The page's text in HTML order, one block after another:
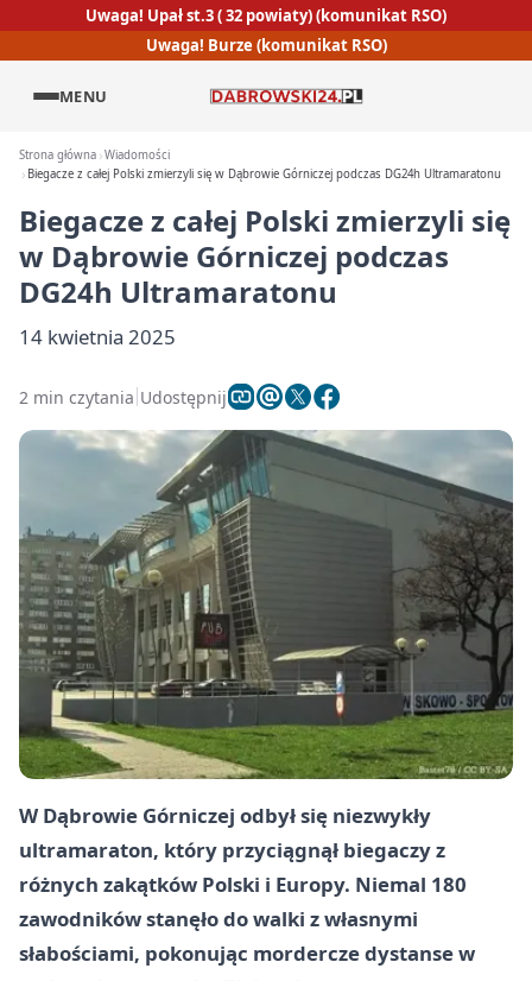
Uwaga! Upał st.3 ( 32 powiaty) (komunikat RSO)
Uwaga! Burze (komunikat RSO)
MENU
Strona główna Wiadomości
Biegacze z całej Polski zmierzyli się w Dąbrowie Górniczej podczas DG24h Ultramaratonu
Biegacze z całej Polski zmierzyli się
w Dąbrowie Górniczej podczas
DG24h Ultramaratonu
14 kwietnia 2025
2 min czytania Udostępnij
W Dąbrowie Górniczej odbył się niezwykły
ultramaraton, który przyciągnął biegaczy z
różnych zakątków Polski i Europy. Niemal 180
zawodników stanęło do walki z własnymi
słabościami, pokonując mordercze dystanse w